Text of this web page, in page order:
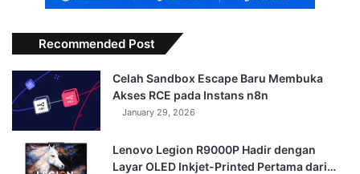
Recommended Post
Celah Sandbox Escape Baru Membuka
Akses RCE pada Instans n8n
January 29, 2026
Lenovo Legion R9000P Hadir dengan
Layar OLED Inkjet-Printed Pertama dari…